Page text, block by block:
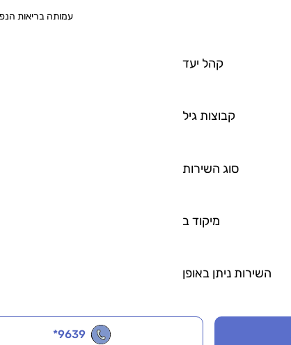
עמותה בריאות
קהל יעד
קבוצות גיל
סוג השירות
מיקוד ב
השירות ניתן באופן
*9639